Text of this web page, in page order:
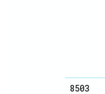
8503